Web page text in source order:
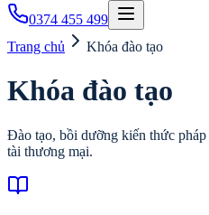
0374 455 499
Trang chủ
Khóa đào tạo
Khóa đào tạo
Đào tạo, bồi dưỡng kiến thức
tài thương mại.